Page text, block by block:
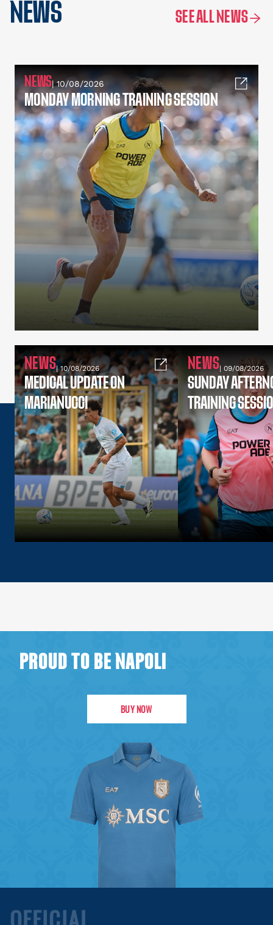
NEWS SEE ALL NEWS
NEWS| 10/08/2026
MONDAY MORNING TRAINING SESSION
NEWS| 10/08/2026
MEDICAL UPDATE ON
MARIANUCCI
NEWS| 09/08/2026
SUNDAY
TRAINING
PROUD TO BE NAPOLI
BUY NOW